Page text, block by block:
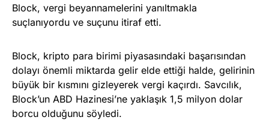
Block, vergi beyannamelerini yanıltmakla
suçlanıyordu ve suçunu itiraf etti.
Block, kripto para birimi piyasasındaki başarısından
dolayı önemli miktarda gelir elde ettiği halde, gelirinin
büyük bir kısmını gizleyerek vergi kaçırdı. Savcılık,
Block’un ABD Hazinesi’ne yaklaşık 1,5 milyon dolar
borcu olduğunu söyledi.